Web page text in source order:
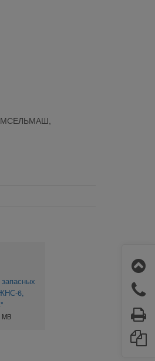
6,